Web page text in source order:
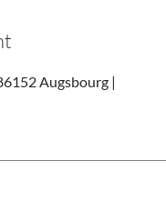
Augsbourg |